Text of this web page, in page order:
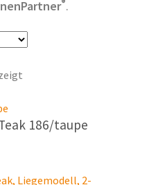
®.
186/taupe